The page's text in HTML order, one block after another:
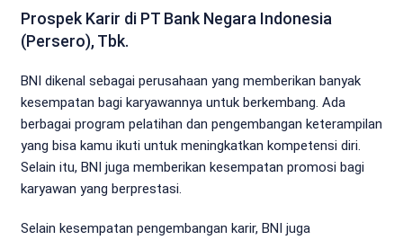
Prospek Karir di PT Bank Negara Indonesia
(Persero), Tbk.
BNI dikenal sebagai perusahaan yang memberikan banyak
kesempatan bagi karyawannya untuk berkembang. Ada
berbagai program pelatihan dan pengembangan keterampilan
yang bisa kamu ikuti untuk meningkatkan kompetensi diri.
Selain itu, BNI juga memberikan kesempatan promosi bagi
karyawan yang berprestasi.
Selain kesempatan pengembangan karir, BNI juga